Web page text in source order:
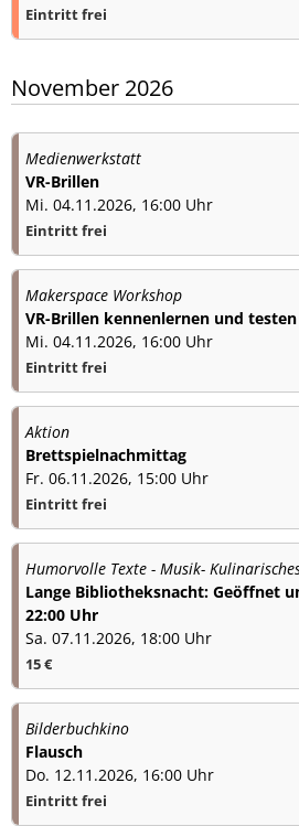
Eintritt frei
November 2026
Medienwerkstatt
VR-Brillen
Mi. 04.11.2026, 16:00 Uhr
Eintritt frei
Makerspace Workshop
VR-Brillen kennenlernen und testen
Mi. 04.11.2026, 16:00 Uhr
Eintritt frei
Aktion
Brettspielnachmittag
Fr. 06.11.2026, 15:00 Uhr
Eintritt frei
Humorvolle Texte - Musik-
Lange Bibliotheksnacht: Geöffnet
22:00 Uhr
Sa. 07.11.2026, 18:00 Uhr
15 €
Bilderbuchkino
Flausch
Do. 12.11.2026, 16:00 Uhr
Eintritt frei